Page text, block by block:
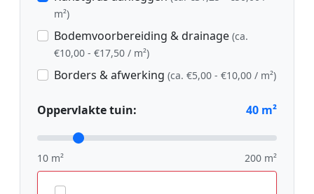
m²)
Bodemvoorbereiding & drainage (ca.
€10,00 - €17,50 / m²)
Borders & afwerking (ca. €5,00 - €10,00 / m²)
Oppervlakte tuin: 40 m²
10 m² 200 m²